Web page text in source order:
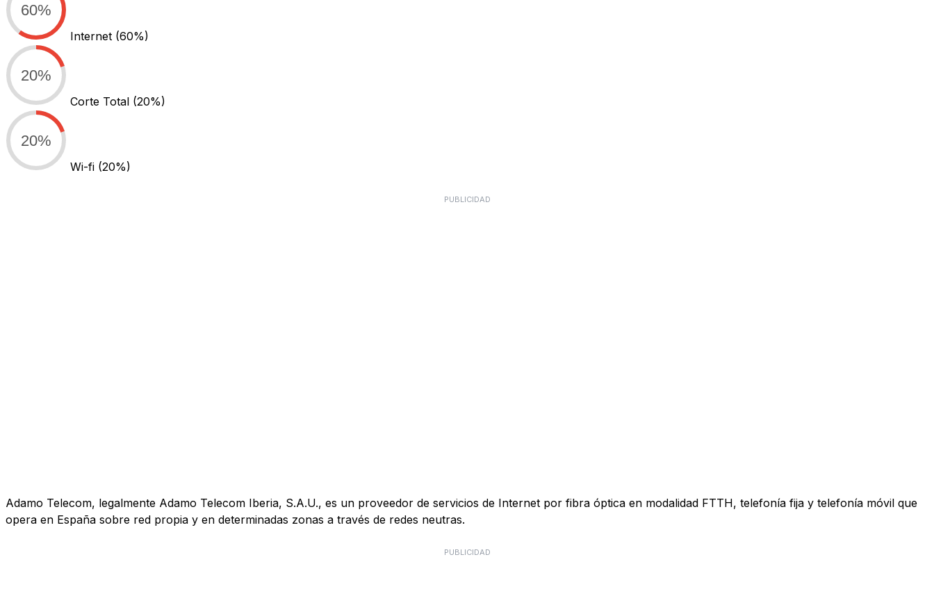
60%
Internet (60%)
20%
Corte Total (20%)
20%
Wi-fi (20%)
PUBLICIDAD
Adamo Telecom, legalmente Adamo Telecom Iberia, S.A.U., es un proveedor de servicios de Internet por fibra óptica en modalidad FTTH, telefonía fija y telefonía móvil que
opera en España sobre red propia y en determinadas zonas a través de redes neutras.
PUBLICIDAD